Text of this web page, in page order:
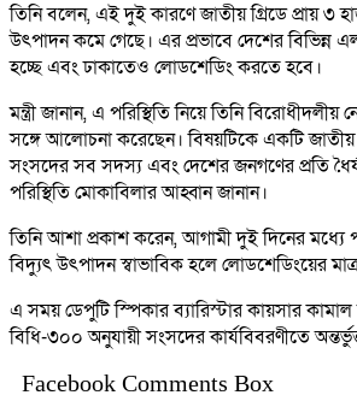
তিনি বলেন, এই দুই কারণে জাতীয় গ্রিডে প্রায় ৩
উৎপাদন কমে গেছে। এর প্রভাবে দেশের বিভিন্ন
হচ্ছে এবং ঢাকাতেও লোডশেডিং করতে হবে।
মন্ত্রী জানান, এ পরিস্থিতি নিয়ে তিনি
সঙ্গে আলোচনা করেছেন। বিষয়টিকে একটি
সংসদের সব সদস্য এবং দেশের জনগণের প্রতি
পরিস্থিতি মোকাবিলার আহ্বান জানান।
তিনি আশা প্রকাশ করেন, আগামী দুই দিনের মধ্যে
বিদ্যুৎ উৎপাদন স্বাভাবিক হলে লোডশেডিংয়ের
এ সময় ডেপুটি স্পিকার ব্যারিস্টার কায়সার কামাল
বিধি-৩০০ অনুযায়ী সংসদের কার্যবিবরণীতে
Facebook Comments Box